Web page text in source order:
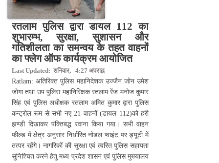
रतलाम पुलिस द्वारा डायल 112 का
शुभारम्‍भ, सुरक्षा, सुशासन और
गतिशीलता का समन्‍वय के तहत वाहनों
का फ्लेग ऑफ कार्यक्रम आयोजित
Last Updated: शनिवार, 4:27 अपराह्न
Ratlam: अतिरिक्‍त पुलिस महानिदेशक उज्‍जैन जोन उमेश
जोगा तथा उप पुलिस महानिरिक्षक रतलाम रेंज मनोज कुमार
सिंह एवं पुलिस अधीक्षक रतलाम अमित कुमार द्वारा पुलिस
कन्‍ट्रोल रूम से सभी नए 21 वाहनों (डायल 112)को हरी
झण्डी दिखाकर पंक्तिबद्ध रवाना किया गया। सभी वाहन
फील्ड में क्षेत्र अनुसार निर्धारित नोडल प्वाइंट पर ड्यूटी में
तत्पर रहेंगे। नागरिकों की सुरक्षा एवं त्वरित पुलिस सहायता
सुनिश्चित करने हेतु मध्य प्रदेश शासन एवं पुलिस मुख्यालय